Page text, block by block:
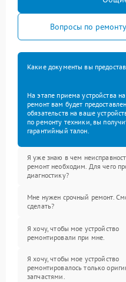
Вопросы по
Какие документы вы
На этапе приема устройства
ремонт вам будет
обязательств на ваше
по ремонту техники, вы
гарантийный талон.
Я уже знаю в чем
ремонт необходим. Для чего
диагностику?
Мне нужен срочный ремонт.
сделать?
Я хочу, чтобы мое устройство
ремонтировали при мне.
Я хочу, чтобы мое устройство
ремонтировалось только
запчастями.